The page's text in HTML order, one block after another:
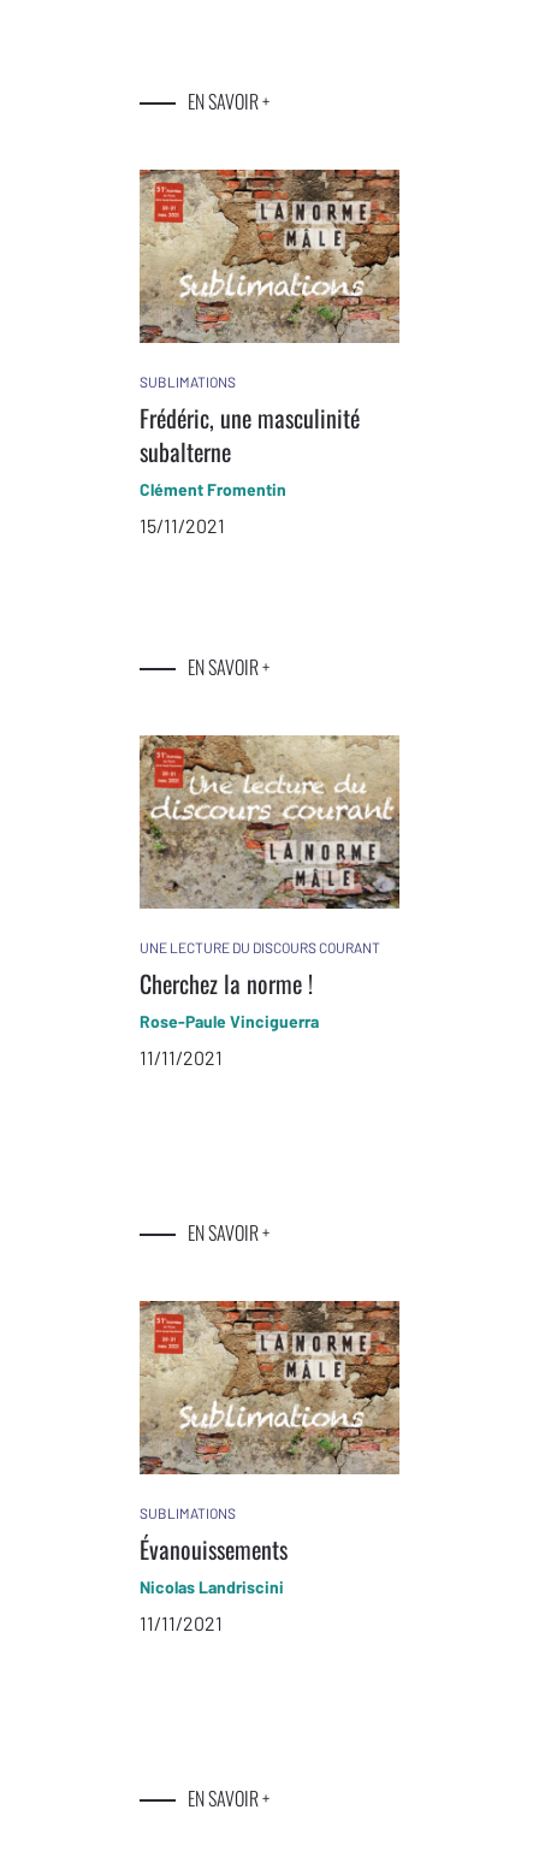
EN SAVOIR +
SUBLIMATIONS
Frédéric, une masculinité
subalterne
Clément Fromentin
15/11/2021
EN SAVOIR +
UNE LECTURE DU DISCOURS COURANT
Cherchez la norme !
Rose-Paule Vinciguerra
11/11/2021
EN SAVOIR +
SUBLIMATIONS
Évanouissements
Nicolas Landriscini
11/11/2021
EN SAVOIR +